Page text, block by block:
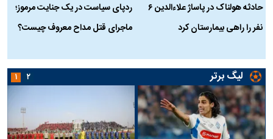
حادثه هولناک در پاساژ علاءالدین ۶
نفر را راهی بیمارستان کرد
ردپای سیاست در یک جنایت مرموز؛
ماجرای قتل مداح معروف چیست؟
لیگ برتر ۱ ۲